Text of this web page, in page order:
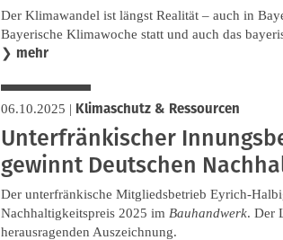
Der Klimawandel ist längst Realität – auch in
Bayerische Klimawoche statt und auch das
❯ mehr
06.10.2025 | Klimaschutz & Ressourcen
Unterfränkischer
gewinnt Deutschen
Der unterfränkische Mitgliedsbetrieb Eyrich-
Nachhaltigkeitspreis 2025 im Bauhandwerk. Der
herausragenden Auszeichnung.